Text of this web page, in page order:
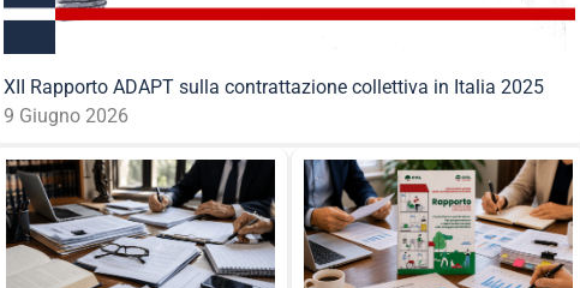
XII Rapporto ADAPT sulla contrattazione collettiva in Italia 2025
9 Giugno 2026